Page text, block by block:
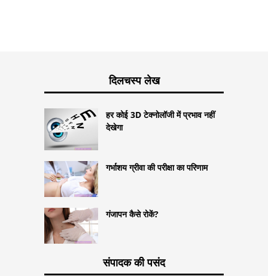
दिलचस्प लेख
हर कोई 3D टेक्नोलॉजी में प्रभाव नहीं
देखेगा
गर्भाशय ग्रीवा की परीक्षा का परिणाम
गंजापन कैसे रोकें?
संपादक की पसंद